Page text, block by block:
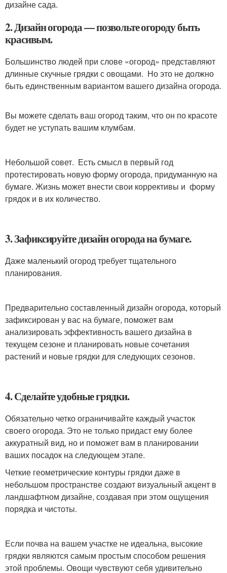
дизайне сада.
2. Дизайн огорода — позвольте огороду быть
красивым.
Большинство людей при слове «огород» представляют
длинные скучные грядки с овощами. Но это не должно
быть единственным вариантом вашего дизайна огорода.
Вы можете сделать ваш огород таким, что он по красоте
будет не уступать вашим клумбам.
Небольшой совет. Есть смысл в первый год
протестировать новую форму огорода, придуманную на
бумаге. Жизнь может внести свои коррективы и форму
грядок и в их количество.
3. Зафиксируйте дизайн огорода на бумаге.
Даже маленький огород требует тщательного
планирования.
Предварительно составленный дизайн огорода, который
зафиксирован у вас на бумаге, поможет вам
анализировать эффективность вашего дизайна в
текущем сезоне и планировать новые сочетания
растений и новые грядки для следующих сезонов.
4. Сделайте удобные грядки.
Обязательно четко ограничивайте каждый участок
своего огорода. Это не только придаст ему более
аккуратный вид, но и поможет вам в планировании
ваших посадок на следующем этапе.
Четкие геометрические контуры грядки даже в
небольшом пространстве создают визуальный акцент в
ландшафтном дизайне, создавая при этом ощущения
порядка и чистоты.
Если почва на вашем участке не идеальна, высокие
грядки являются самым простым способом решения
этой проблемы. Овощи чувствуют себя удивительно